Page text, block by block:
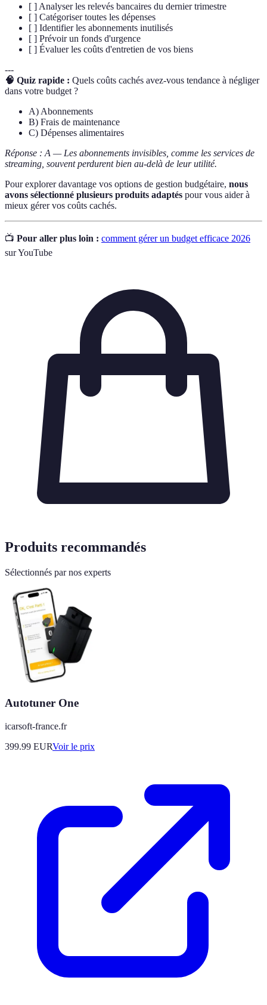
[ ] Analyser les relevés bancaires du dernier trimestre
[ ] Catégoriser toutes les dépenses
[ ] Identifier les abonnements inutilisés
[ ] Prévoir un fonds d'urgence
[ ] Évaluer les coûts d'entretien de vos biens
---
🧠 Quiz rapide : Quels coûts cachés avez-vous tendance à négliger
dans votre budget ?
A) Abonnements
B) Frais de maintenance
C) Dépenses alimentaires
Réponse : A — Les abonnements invisibles, comme les services de
streaming, souvent perdurent bien au-delà de leur utilité.
Pour explorer davantage vos options de gestion budgétaire, nous
avons sélectionné plusieurs produits adaptés pour vous aider à
mieux gérer vos coûts cachés.
📺 Pour aller plus loin : comment gérer un budget efficace 2026
sur YouTube
Produits recommandés
Sélectionnés par nos experts
Autotuner One
icarsoft-france.fr
399.99 EURVoir le prix